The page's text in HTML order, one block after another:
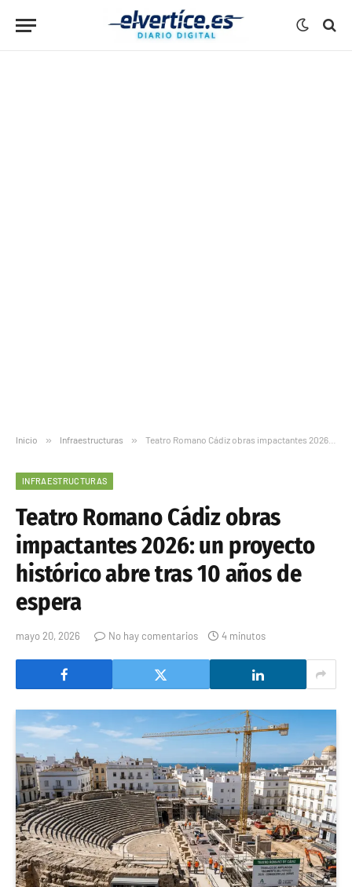
Inicio » Infraestructuras » Teatro Romano Cádiz obras impactantes 2026: un proyecto histórico abre tras 10 años de espera
INFRAESTRUCTURAS
Teatro Romano Cádiz obras
impactantes 2026: un proyecto
histórico abre tras 10 años de
espera
mayo 20, 2026 No hay comentarios 4 minutos